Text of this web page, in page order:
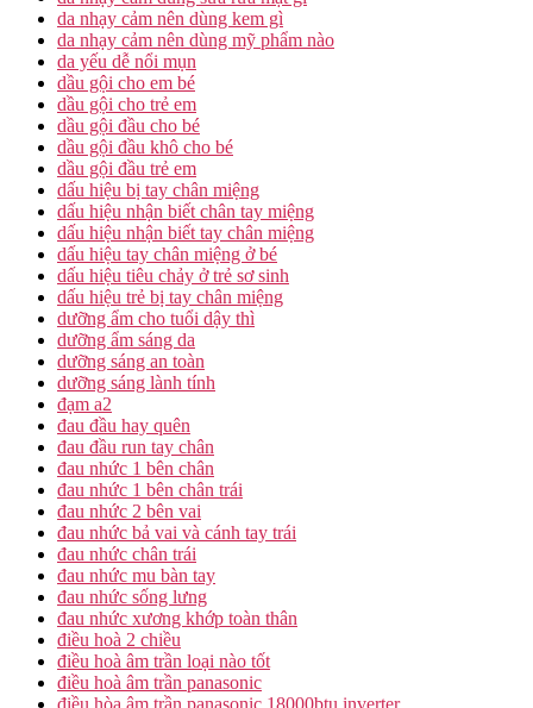
da nhạy cảm nên dùng kem gì
da nhạy cảm nên dùng mỹ phẩm nào
da yếu dễ nổi mụn
dầu gội cho em bé
dầu gội cho trẻ em
dầu gội đầu cho bé
dầu gội đầu khô cho bé
dầu gội đầu trẻ em
dấu hiệu bị tay chân miệng
dấu hiệu nhận biết chân tay miệng
dấu hiệu nhận biết tay chân miệng
dấu hiệu tay chân miệng ở bé
dấu hiệu tiêu chảy ở trẻ sơ sinh
dấu hiệu trẻ bị tay chân miệng
dưỡng ẩm cho tuổi dậy thì
dưỡng ẩm sáng da
dưỡng sáng an toàn
dưỡng sáng lành tính
đạm a2
đau đầu hay quên
đau đầu run tay chân
đau nhức 1 bên chân
đau nhức 1 bên chân trái
đau nhức 2 bên vai
đau nhức bả vai và cánh tay trái
đau nhức chân trái
đau nhức mu bàn tay
đau nhức sống lưng
đau nhức xương khớp toàn thân
điều hoà 2 chiều
điều hoà âm trần loại nào tốt
điều hoà âm trần panasonic
điều hòa âm trần panasonic 18000btu inverter